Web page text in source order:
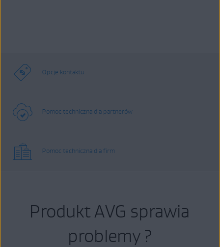
Opcje kontaktu
Pomoc techniczna dla partnerów
Pomoc techniczna dla firm
Produkt AVG sprawia
problemy ?